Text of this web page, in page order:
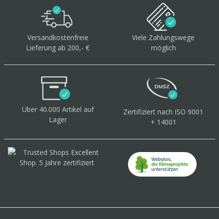
Versandkostenfreie
Lieferung ab 200,- €
Viele Zahlungswege
möglich
Über 40.000 Artikel auf
Lager
Zertifiziert nach ISO 9001
+ 14001